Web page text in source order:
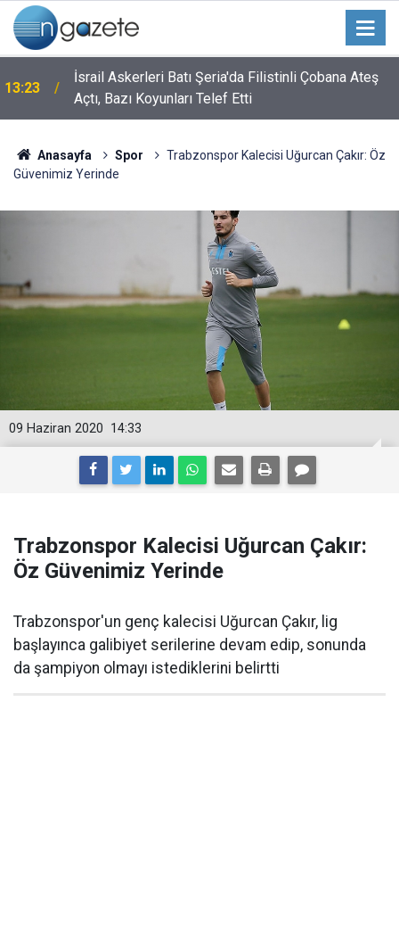
13:23
İsrail Askerleri Batı Şeria'da Filistinli Çobana Ateş
Açtı, Bazı Koyunları Telef Etti
Anasayfa Spor
Trabzonspor Kalecisi Uğurcan Çakır: Öz
Güvenimiz Yerinde
14:33
09 Haziran 2020
Trabzonspor Kalecisi Uğurcan Çakır:
Öz Güvenimiz Yerinde
Trabzonspor'un genç kalecisi Uğurcan Çakır, lig
başlayınca galibiyet serilerine devam edip, sonunda
da şampiyon olmayı istediklerini belirtti